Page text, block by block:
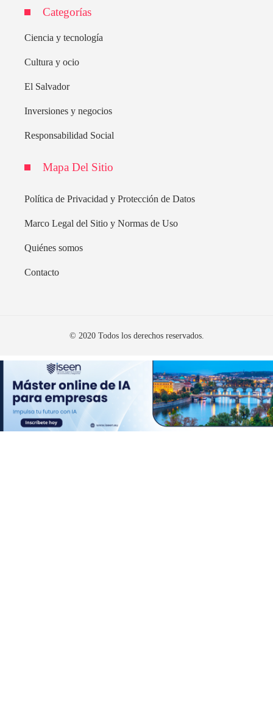
Categorías
Ciencia y tecnología
Cultura y ocio
El Salvador
Inversiones y negocios
Responsabilidad Social
Mapa Del Sitio
Política de Privacidad y Protección de Datos
Marco Legal del Sitio y Normas de Uso
Quiénes somos
Contacto
© 2020 Todos los derechos reservados.